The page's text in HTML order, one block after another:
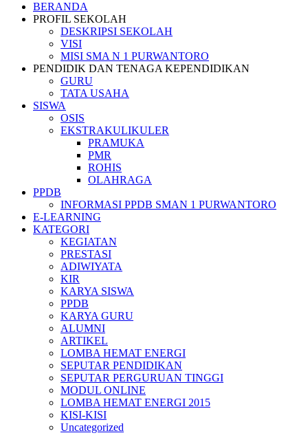
BERANDA
PROFIL SEKOLAH
DESKRIPSI SEKOLAH
VISI
MISI SMA N 1 PURWANTORO
PENDIDIK DAN TENAGA KEPENDIDIKAN
GURU
TATA USAHA
SISWA
OSIS
EKSTRAKULIKULER
PRAMUKA
PMR
ROHIS
OLAHRAGA
PPDB
INFORMASI PPDB SMAN 1 PURWANTORO
E-LEARNING
KATEGORI
KEGIATAN
PRESTASI
ADIWIYATA
KIR
KARYA SISWA
PPDB
KARYA GURU
ALUMNI
ARTIKEL
LOMBA HEMAT ENERGI
SEPUTAR PENDIDIKAN
SEPUTAR PERGURUAN TINGGI
MODUL ONLINE
LOMBA HEMAT ENERGI 2015
KISI-KISI
Uncategorized